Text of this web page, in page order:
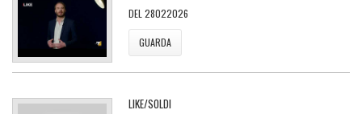
DEL 28022026
GUARDA
LIKE/SOLDI